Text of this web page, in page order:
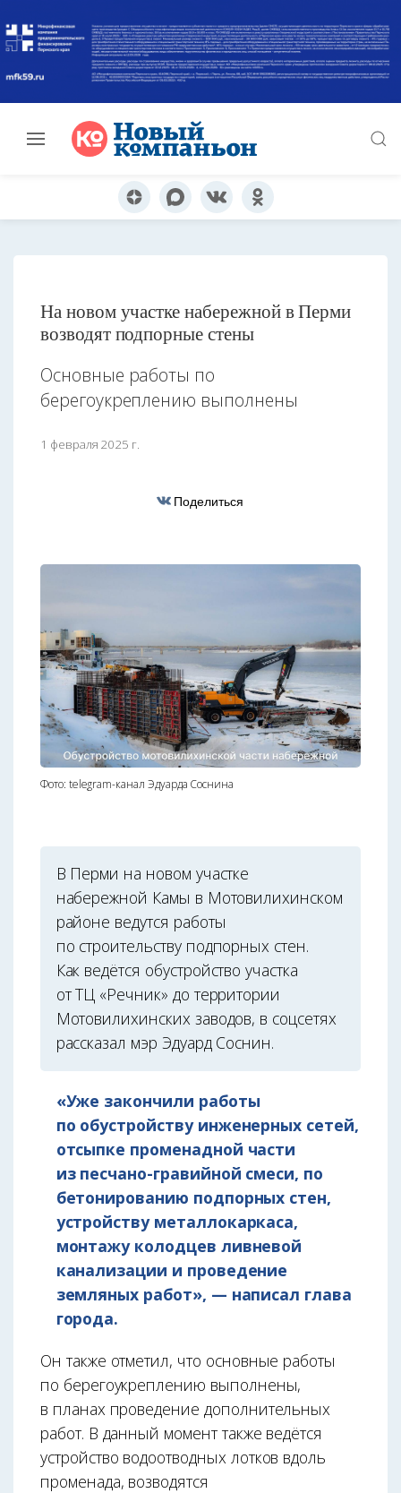
На новом участке набережной в Перми
возводят подпорные стены
Основные работы по
берегоукреплению выполнены
1 февраля 2025 г.
Поделиться
Фото: telegram-канал Эдуарда Соснина
В Перми на новом участке
набережной Камы в Мотовилихинском
районе ведутся работы
по строительству подпорных стен.
Как ведётся обустройство участка
от ТЦ «Речник» до территории
Мотовилихинских заводов, в соцсетях
рассказал мэр Эдуард Соснин.
«Уже закончили работы
по обустройству инженерных сетей,
отсыпке променадной части
из песчано-гравийной смеси, по
бетонированию подпорных стен,
устройству металлокаркаса,
монтажу колодцев ливневой
канализации и проведение
земляных работ», — написал глава
города.
Он также отметил, что основные работы
по берегоукреплению выполнены,
в планах проведение дополнительных
работ. В данный момент также ведётся
устройство водоотводных лотков вдоль
променада, возводятся